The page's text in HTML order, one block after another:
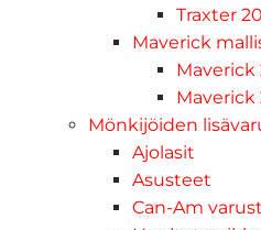
Traxter
Maverick
Maverick
Maverick
Mönkijöiden
Ajolasit
Asusteet
Can-Am